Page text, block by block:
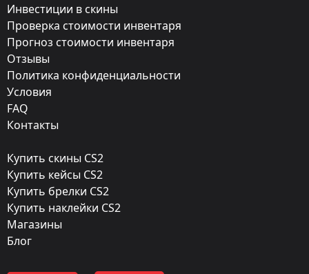
Exterior:
Прямо с завода
Пальма
Finish catalog:
Популярность:
85 %
Инвестиции в скины
Проверка стоимости инвентаря
Прогноз стоимости инвентаря
Отзывы
Политика конфиденциальности
Условия
FAQ
Контакты
Купить скины CS2
Купить кейсы CS2
Купить брелки CS2
Купить наклейки CS2
Магазины
Блог